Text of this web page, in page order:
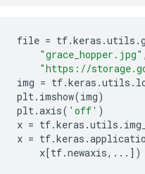
file = tf.keras .utils .
"grace_hopper.jpg" ,
"https://
img = tf.keras .utils .
plt. imshow(img)
plt.axis( 'off' )
x = tf.keras .utils .
x = tf.keras .
x[tf.newaxis,...])